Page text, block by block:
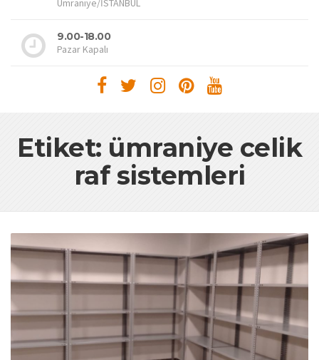
Ümraniye/İSTANBUL
9.00-18.00
Pazar Kapalı
Etiket: ümraniye celik
raf sistemleri